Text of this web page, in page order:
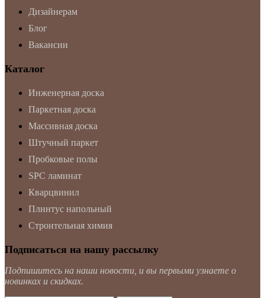
Дизайнерам
Блог
Вакансии
Каталог
Инженерная доска
Паркетная доска
Массивная доска
Штучный паркет
Пробковые полы
SPC ламинат
Кварцвинил
Плинтус напольный
Строительная химия
Подписаться на нашу рассылку
Подпишитесь на наши новости, и вы первыми узнаете о
новинках и скидках.